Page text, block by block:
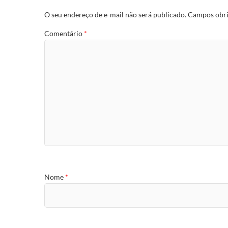
O seu endereço de e-mail não será publicado.Campos
Comentário *
Nome *